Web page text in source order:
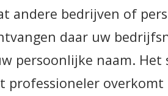
andere bedrijven of
daar uw
persoonlijke naam. Het
professioneler